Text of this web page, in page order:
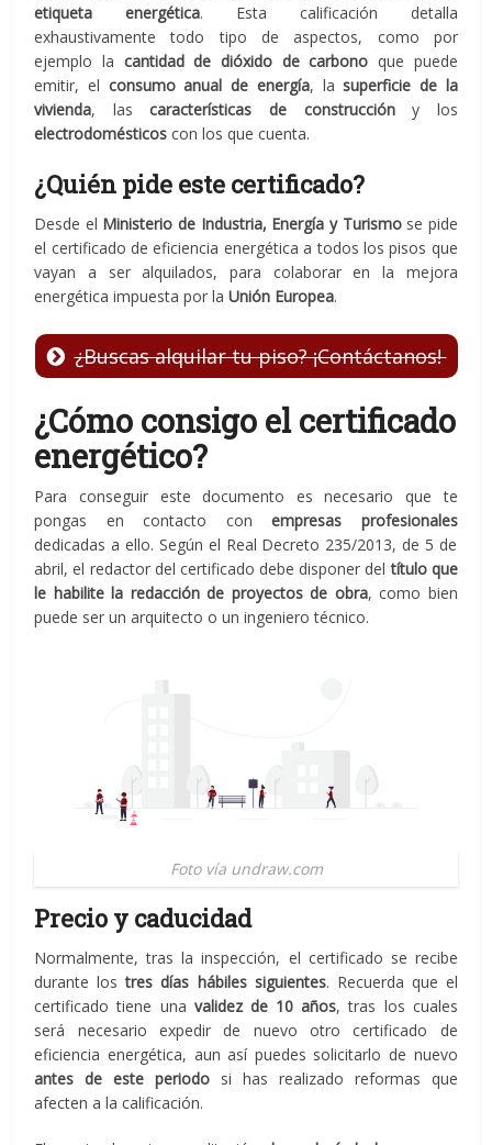
etiqueta energética. Esta calificación detalla
exhaustivamente todo tipo de aspectos, como por
ejemplo la cantidad de dióxido de carbono que puede
emitir, el consumo anual de energía, lasuperficie de la
vivienda, lascaracterísticas de construccióny los
electrodomésticoscon los que cuenta.
¿Quién pide este certificado?
Desde el Ministerio de Industria, Energía y Turismose pide
el certificado de eficiencia energética a todos los pisos que
vayan a ser alquilados, para colaborar en la mejora
energética impuesta por laUnión Europea.
¿Buscas alquilar tu piso? ¡Contáctanos!
¿Cómo consigo el certificado
energético?
Para conseguir este documento es necesario que te
pongas en contacto conempresas profesionales
dedicadas a ello. Según el Real Decreto 235/2013, de 5 de
abril, el redactor del certificado debe disponer deltítulo que
le habilite la redacción de proyectos de obra, como bien
puede ser un arquitecto o un ingeniero técnico.
Foto vía undraw.com
Precio y caducidad
Normalmente, tras la inspección, el certificado se recibe
durante lostres días hábiles siguientes. Recuerda que el
certificado tiene una validez de 10 años, tras los cuales
será necesario expedir de nuevo otro certificado de
eficiencia energética, aun así puedes solicitarlo de nuevo
antes de este periodo si has realizado reformas que
afecten a la calificación.